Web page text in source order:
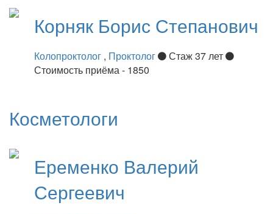
Корняк Борис Степанович
Колопроктолог , Проктолог
Стаж 37 лет
Стоимость приёма - 1850
Косметологи
Еременко Валерий
Сергеевич